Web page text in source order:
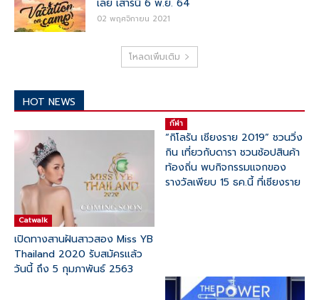
เลย เสาร์นี้ 6 พ.ย. 64
02 พฤศจิกายน 2021
โหลดเพิ่มเติม
HOT NEWS
Catwalk
เปิดทางสานฝันสาวสอง Miss YB
Thailand 2020 รับสมัครแล้ว
วันนี้ ถึง 5 กุมภาพันธ์ 2563
กีฬา
“กิโลรัน เชียงราย 2019” ชวนวิ่ง
กิน เที่ยวกับดารา ชวนช้อปสินค้า
ท้องถิ่น พบกิจกรรมแจกของ
รางวัลเพียบ 15 ธค.นี้ ที่เชียงราย